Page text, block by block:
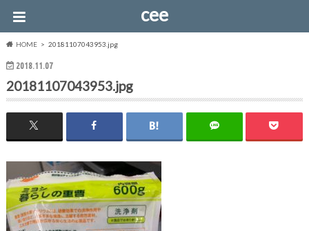
cee
HOME 20181107043953.jpg
2018.11.07
20181107043953.jpg